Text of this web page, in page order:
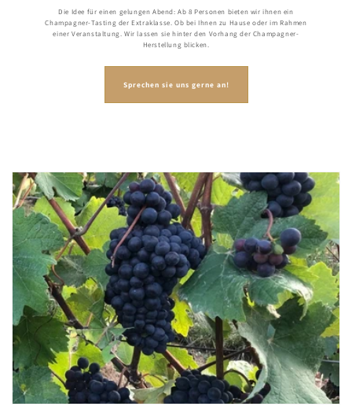
Die Idee für einen gelungen Abend: Ab 8 Personen bieten wir ihnen ein
Champagner-Tasting der Extraklasse. Ob bei Ihnen zu Hause oder im Rahmen
einer Veranstaltung. Wir lassen sie hinter den Vorhang der Champagner-
Herstellung blicken.
Sprechen sie uns gerne an!